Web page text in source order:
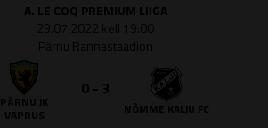
A. LE COQ PREMIUM LIIGA
29.07.2022 kell 19:00
Pärnu Rannastaadion
PÄRNU JK
VAPRUS
0 - 3
NÕMME KALJU FC